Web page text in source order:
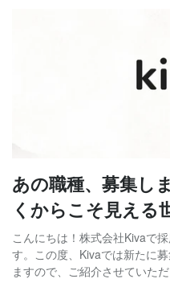
あの職種、募集し
くからこそ見える
こんにちは！株式会社Kivaで
す。この度、Kivaでは新たに
ますので、ご紹介させていた